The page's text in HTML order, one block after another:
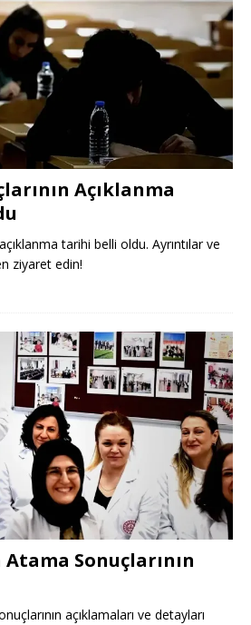
Açıklanma
tarihi belli oldu. Ayrıntılar ve
ziyaret edin!
Sonuçlarının
açıklamaları ve detayları